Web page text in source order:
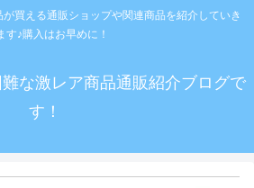
買える通販ショップや関連商品を紹介していき
す♪購入はお早めに！
な激レア商品通販紹介ブログで
す！